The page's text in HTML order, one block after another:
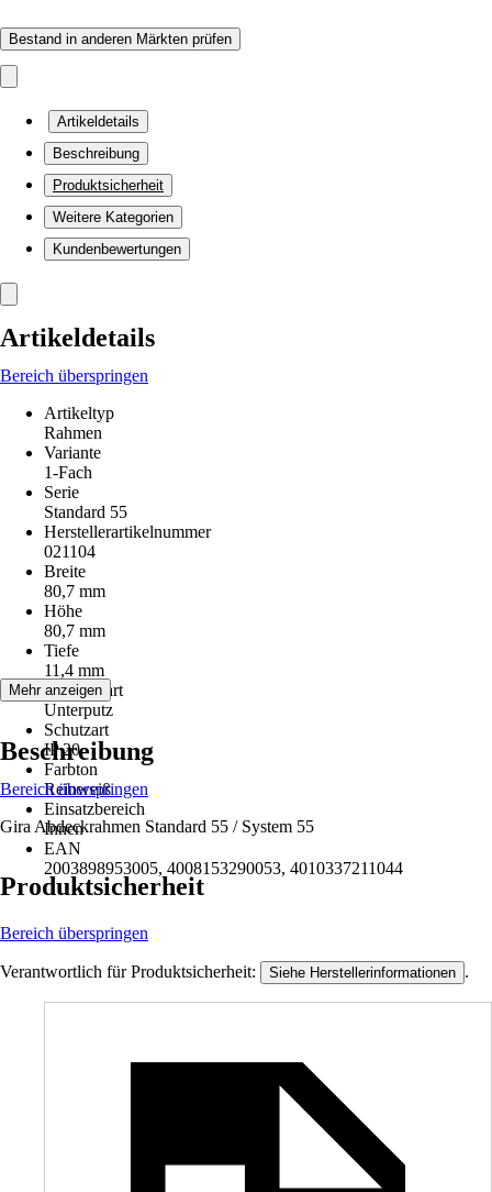
Bestand in anderen Märkten prüfen
Artikeldetails
Beschreibung
Produktsicherheit
Weitere Kategorien
Kundenbewertungen
Artikeldetails
Bereich überspringen
Artikeltyp
Rahmen
Variante
1-Fach
Serie
Standard 55
Herstellerartikelnummer
021104
Breite
80,7 mm
Höhe
80,7 mm
Tiefe
11,4 mm
Montageart
Unterputz
Schutzart
IP 20
Farbton
Reinweiß
Einsatzbereich
Innen
EAN
2003898953005, 4008153290053, 4010337211044
Mehr anzeigen
Beschreibung
Bereich überspringen
Gira Abdeckrahmen Standard 55 / System 55
Produktsicherheit
Bereich überspringen
Verantwortlich für Produktsicherheit: Siehe Herstellerinformationen .